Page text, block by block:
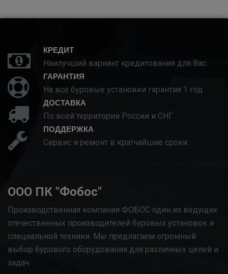
КРЕДИТ
Наилучший вариант кредитования для Вас.
ГАРАНТИЯ
На все буровые установки гарантия 1 год
ДОСТАВКА
По всей территории России и СНГ
ПОДДЕРЖКА
Сервис и ремонт в кратчайшие сроки.
ООО ПК "Фобос"
Производственная компания ФОБОС один из ведущих
отечественных производителей буровых установок и
специальной техники. Мы предлагаем огромный
выбор бурового оборудования для различных целей и
задач.